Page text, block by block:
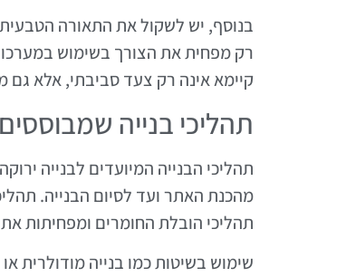
בנוסף, יש לשקול את התאורה הטבעית
רק מפחית את הצורך בשימוש
קיימא אינה רק צעד סביבתי, אלא גם
תהליכי בנייה
תהליכי הבנייה המיועדים לבנייה
מהכנת האתר ועד לסיום הבנייה.
תהליכי הובלת החומרים ומפחיתות
שימוש בשיטות כמו בנייה מודולרית